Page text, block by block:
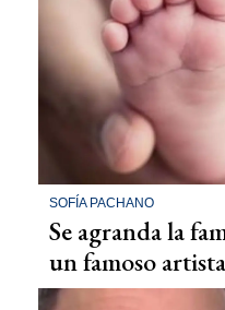
SOFÍA PACHANO
Se agranda la
un famoso artista